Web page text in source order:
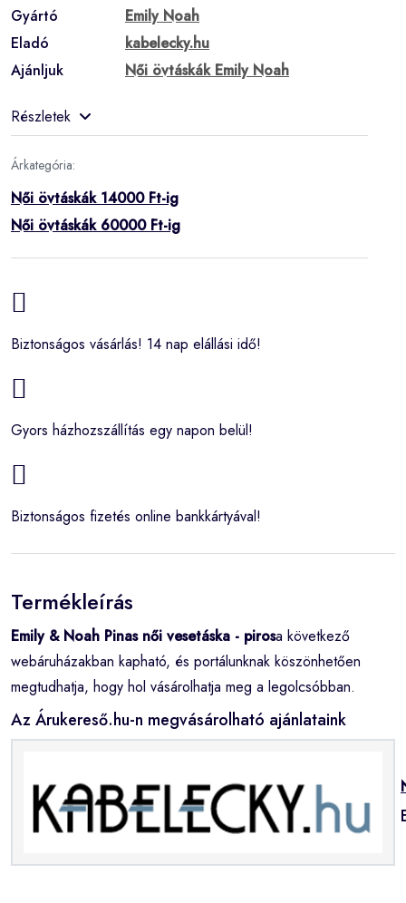
Gyártó
Emily Noah
Eladó
kabelecky.hu
Ajánljuk
Női övtáskák Emily Noah
Részletek
Árkategória:
Női övtáskák 14000 Ft-ig
Női övtáskák 60000 Ft-ig
Biztonságos vásárlás! 14 nap elállási idő!
Gyors házhozszállítás egy napon belül!
Biztonságos fizetés online bankkártyával!
Termékleírás
Emily & Noah Pinas női vesetáska - pirosa következő
webáruházakban kapható, és portálunknak köszönhetően
megtudhatja, hogy hol vásárolhatja meg a legolcsóbban.
Az Árukereső.hu-n megvásárolható ajánlataink